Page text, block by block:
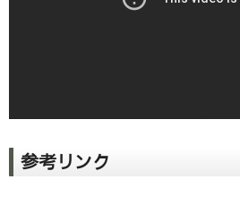
参考リンク